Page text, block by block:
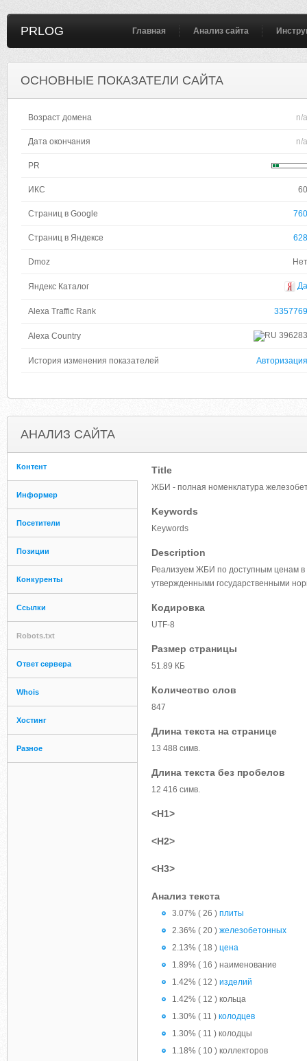
PRLOG Главная Анализ сайта
ОСНОВНЫЕ ПОКАЗАТЕЛИ САЙТА
Возраст домена n/a
Дата окончания n/a
PR
ИКС 60
Страниц в Google 760
Страниц в Яндексе 628
Dmoz Нет
Яндекс Каталог Да
Alexa Traffic Rank 3357769
Alexa Country 396283
История изменения показателей Авторизация
АНАЛИЗ САЙТА
Контент
Информер
Посетители
Позиции
Конкуренты
Ссылки
Robots.txt
Ответ сервера
Whois
Хостинг
Разное
Title
ЖБИ - полная номенклатура
Keywords
Keywords
Description
Реализуем ЖБИ по доступным ценам
утвержденными государственными
Кодировка
UTF-8
Размер страницы
51.89 КБ
Количество слов
847
Длина текста на странице
13 488 симв.
Длина текста без пробелов
12 416 симв.
<H1>
<H2>
<H3>
Анализ текста
3.07% ( 26 ) плиты
2.36% ( 20 ) железобетонных
2.13% ( 18 ) цена
1.89% ( 16 ) наименование
1.42% ( 12 ) изделий
1.42% ( 12 ) кольца
1.30% ( 11 ) колодцев
1.30% ( 11 ) колодцы
1.18% ( 10 ) коллекторов